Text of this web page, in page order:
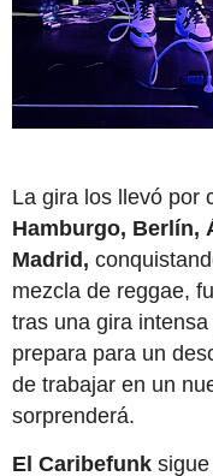
La gira los llevó por
Hamburgo, Berlín,
Madrid,
mezcla de reggae,
tras una gira
prepara para un
de trabajar en un
sorprenderá.
El Caribefunk